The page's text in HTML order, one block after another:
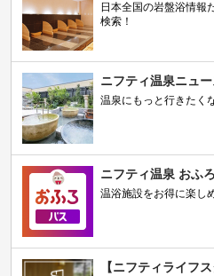
日本全国の岩盤浴情報
検索！
ニフティ温泉ニュー
温泉にもっと行きたく
ニフティ温泉 おふ
温浴施設をお得に楽し
【ニフティライフ